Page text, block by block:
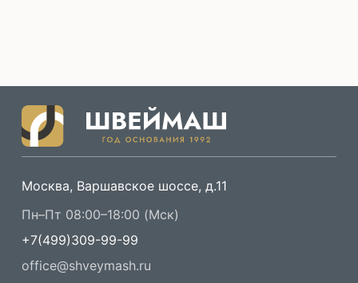
Москва, Варшавское шоссе, д.11
Пн–Пт 08:00–18:00 (Мск)
+7(499)309-99-99
office@shveymash.ru